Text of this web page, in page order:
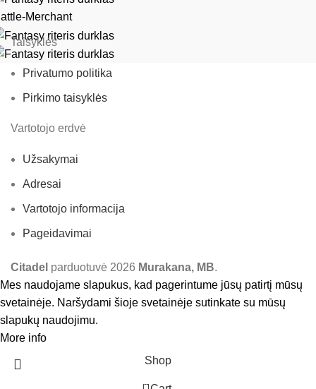
Merchant
Taisyklės
Privatumo politika
Pirkimo taisyklės
Vartotojo erdvė
Užsakymai
Adresai
Vartotojo informacija
Pageidavimai
Citadel parduotuvė 2026 Murakana, MB.
Mes naudojame slapukus, kad pagerintume jūsų patirtį mūsų
svetainėje. Naršydami šioje svetainėje sutinkate su mūsų
slapukų naudojimu.
More info
Shop
0